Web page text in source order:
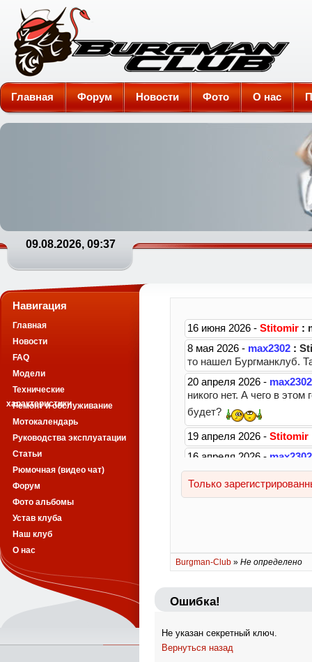
Burgman-Club
Главная Форум Новости Фото О нас
09.08.2026, 09:37
Burgman-Club » Не определено
Ошибка!
Не указан секретный ключ.
Вернуться назад
Навигация
Главная
Новости
FAQ
Модели
Технические
характеристики
Ремонт и обслуживание
Мотокалендарь
Руководства эксплуатации
Статьи
Рюмочная (видео чат)
Форум
Фото альбомы
Устав клуба
Наш клуб
О нас